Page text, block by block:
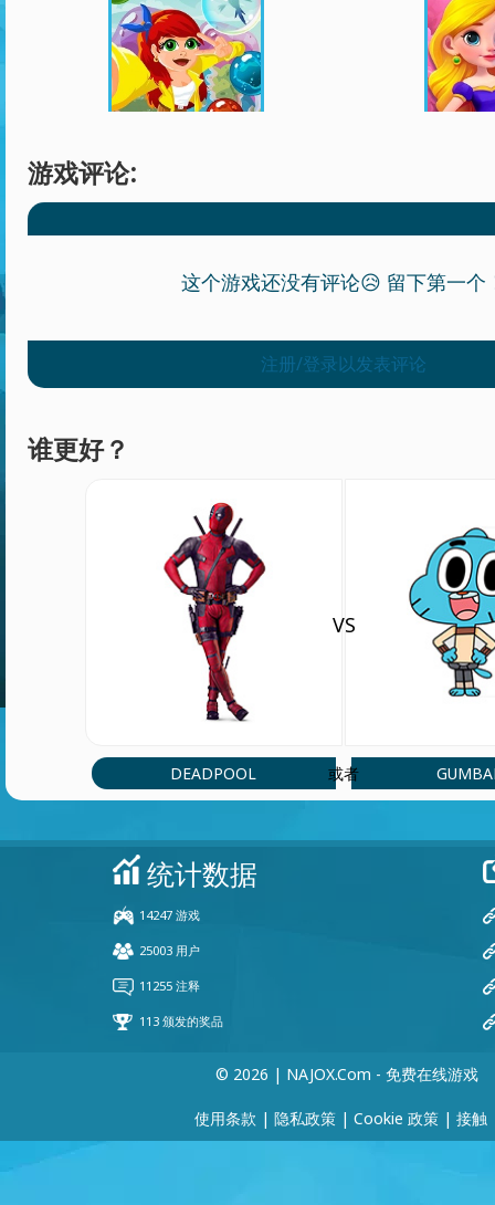
游戏评论:
这个游戏还没有评论😥 留下第一个
注册/登录以发表评论
谁更好？
DEADPOOL
VS
或者
© 2026 | NAJOX.com - 免费在线游戏
使用条款 | 隐私政策 | Cookie 政策 | 接触